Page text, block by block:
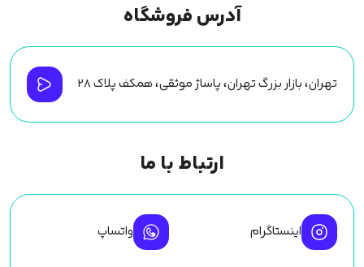
آدرس فروشگاه
تهران، بازار بزرگ تهران، پاساژ موثقی، همکف پلاک ۲۸
ارتباط با ما
اینستاگرام واتساپ